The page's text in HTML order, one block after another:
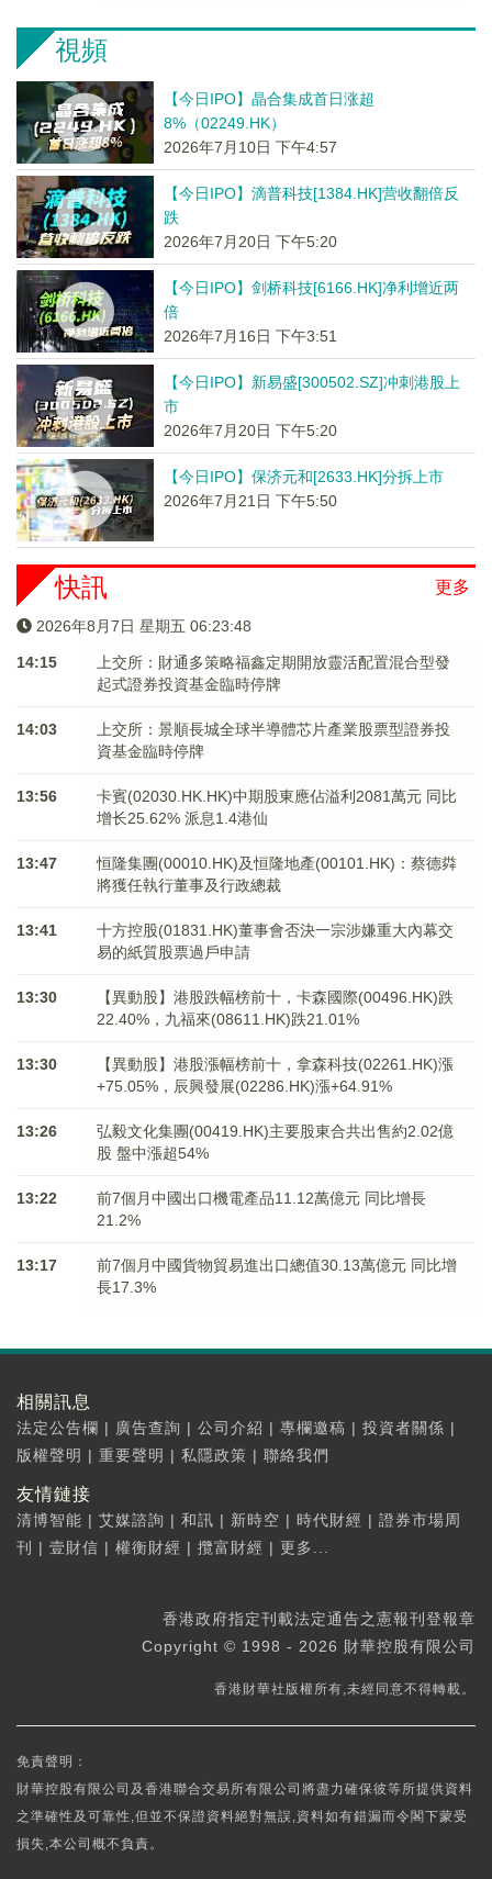
視頻
【今日IPO】晶合集成首日涨超
8%（02249.HK）
2026年7月10日 下午4:57
【今日IPO】滴普科技[1384.HK]营收翻倍反
跌
2026年7月20日 下午5:20
【今日IPO】剑桥科技[6166.HK]净利增近两
倍
2026年7月16日 下午3:51
【今日IPO】新易盛[300502.SZ]冲刺港股上
市
2026年7月20日 下午5:20
【今日IPO】保济元和[2633.HK]分拆上市
2026年7月21日 下午5:50
更多
快訊
2026年8月7日 星期五 06:23:49
14:15
上交所：財通多策略福鑫定期開放靈活配置混合型發
起式證券投資基金臨時停牌
14:03
上交所：景順長城全球半導體芯片產業股票型證券投
資基金臨時停牌
13:56
卡賓(02030.HK.HK)中期股東應佔溢利2081萬元 同比
增长25.62% 派息1.4港仙
13:47
恒隆集團(00010.HK)及恒隆地產(00101.HK)：蔡德粦
將獲任執行董事及行政總裁
13:41
十方控股(01831.HK)董事會否決一宗涉嫌重大內幕交
易的紙質股票過戶申請
13:30
【異動股】港股跌幅榜前十，卡森國際(00496.HK)跌
22.40%，九福來(08611.HK)跌21.01%
13:30
【異動股】港股漲幅榜前十，拿森科技(02261.HK)漲
+75.05%，辰興發展(02286.HK)漲+64.91%
13:26
弘毅文化集團(00419.HK)主要股東合共出售約2.02億
股 盤中漲超54%
13:22
前7個月中國出口機電產品11.12萬億元 同比增長
21.2%
13:17
前7個月中國貨物貿易進出口總值30.13萬億元 同比增
長17.3%
相關訊息
法定公告欄 | 廣告查詢 | 公司介紹 | 專欄邀稿 | 投資者關係 |
版權聲明 | 重要聲明 | 私隱政策 | 聯絡我們
友情鏈接
清博智能 | 艾媒諮詢 | 和訊 | 新時空 | 時代財經 | 證券市場周
刊
| 壹財信 | 權衡財經 | 攬富財經 | 更多...
香港政府指定刊載法定通告之憲報刊登報章
Copyright © 1998 - 2026 財華控股有限公司
香港財華社版權所有,未經同意不得轉載。
免責聲明：
財華控股有限公司及香港聯合交易所有限公司將盡力確保彼等所提供資料
之準確性及可靠性,但並不保證資料絕對無誤,資料如有錯漏而令閣下蒙受
損失,本公司概不負責。